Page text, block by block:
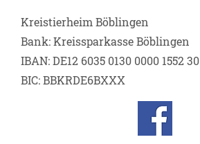
Kreistierheim Böblingen
Bank: Kreissparkasse Böblingen
IBAN: DE12 6035 0130 0000 1552 30
BIC: BBKRDE6BXXX